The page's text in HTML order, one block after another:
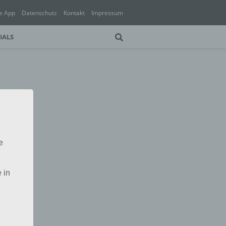
App Datenschutz Kontakt Impressum
in